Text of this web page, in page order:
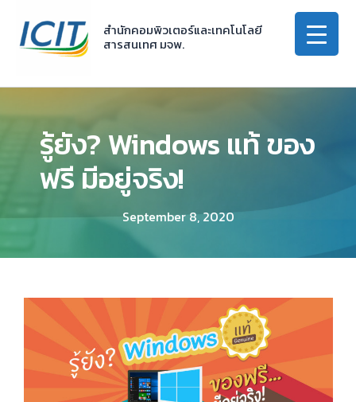
content
สำนักคอมพิวเตอร์และเทคโนโลยี
สารสนเทศ มจพ.
รู้ยัง? Windows แท้ ของ
ฟรี มีอยู่จริง!
September 8, 2020